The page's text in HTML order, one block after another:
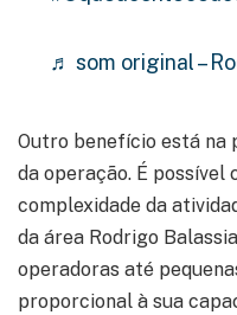
♬ som original –
Outro benefício está na
da operação. É possível
complexidade da
da área Rodrigo
operadoras até
proporcional à sua